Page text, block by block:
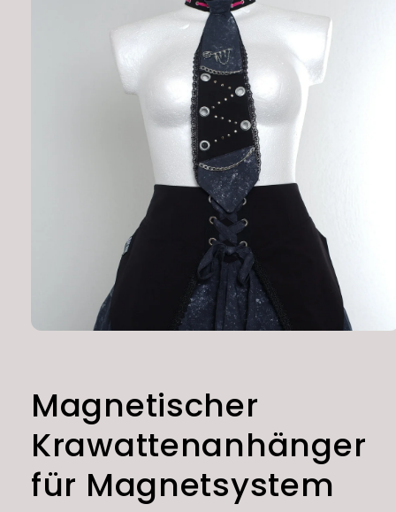
Magnetischer
Krawattenanhänger
für Magnetsystem